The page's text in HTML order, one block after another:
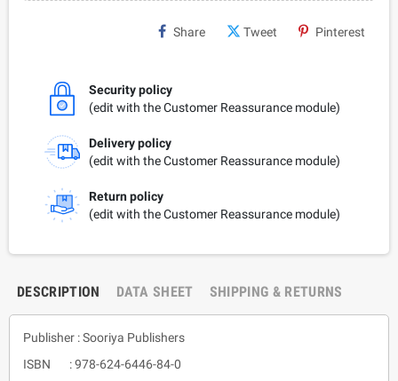
Share Tweet Pinterest
Security policy
(edit with the Customer Reassurance module)
Delivery policy
(edit with the Customer Reassurance module)
Return policy
(edit with the Customer Reassurance module)
DESCRIPTION DATA SHEET SHIPPING & RETURNS
Publisher : Sooriya Publishers
ISBN : 978-624-6446-84-0